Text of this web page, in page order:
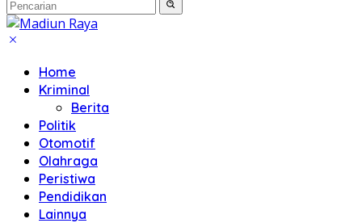
Home
Kriminal
Berita
Politik
Otomotif
Olahraga
Peristiwa
Pendidikan
Lainnya